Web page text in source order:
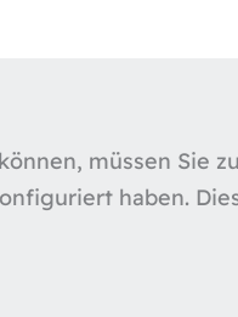
müssen Sie
haben.